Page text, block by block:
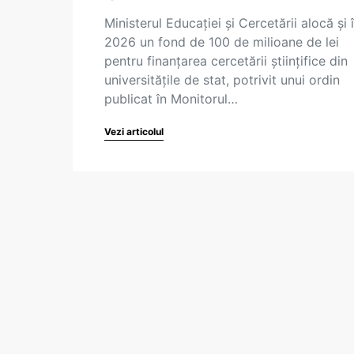
Ministerul Educației și Cercetării alocă și
2026 un fond de 100 de milioane de lei
pentru finanțarea cercetării științifice din
universitățile de stat, potrivit unui ordin
publicat în Monitorul…
Vezi articolul